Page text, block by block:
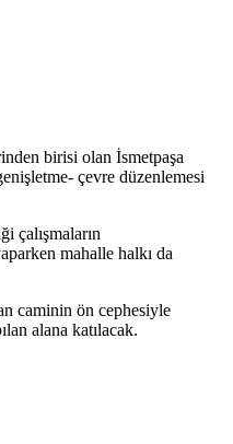
birisi olan İsmetpaşa
çevre düzenlemesi
çalışmaların
mahalle halkı da
caminin ön cephesiyle
alana katılacak.